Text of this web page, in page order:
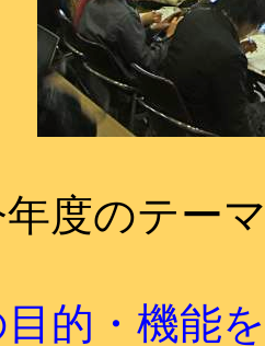
度のテー
的・機能